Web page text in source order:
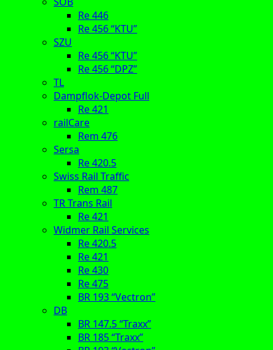
Re 446
Re 456 “KTU”
SZU
Re 456 “KTU”
Re 456 “DPZ”
TL
Dampflok-Depot Full
Re 421
railCare
Rem 476
Sersa
Re 420.5
Swiss Rail Traffic
Rem 487
TR Trans Rail
Re 421
Widmer Rail Services
Re 420.5
Re 421
Re 430
Re 475
BR 193 “Vectron”
DB
BR 147.5 “Traxx”
BR 185 “Traxx”